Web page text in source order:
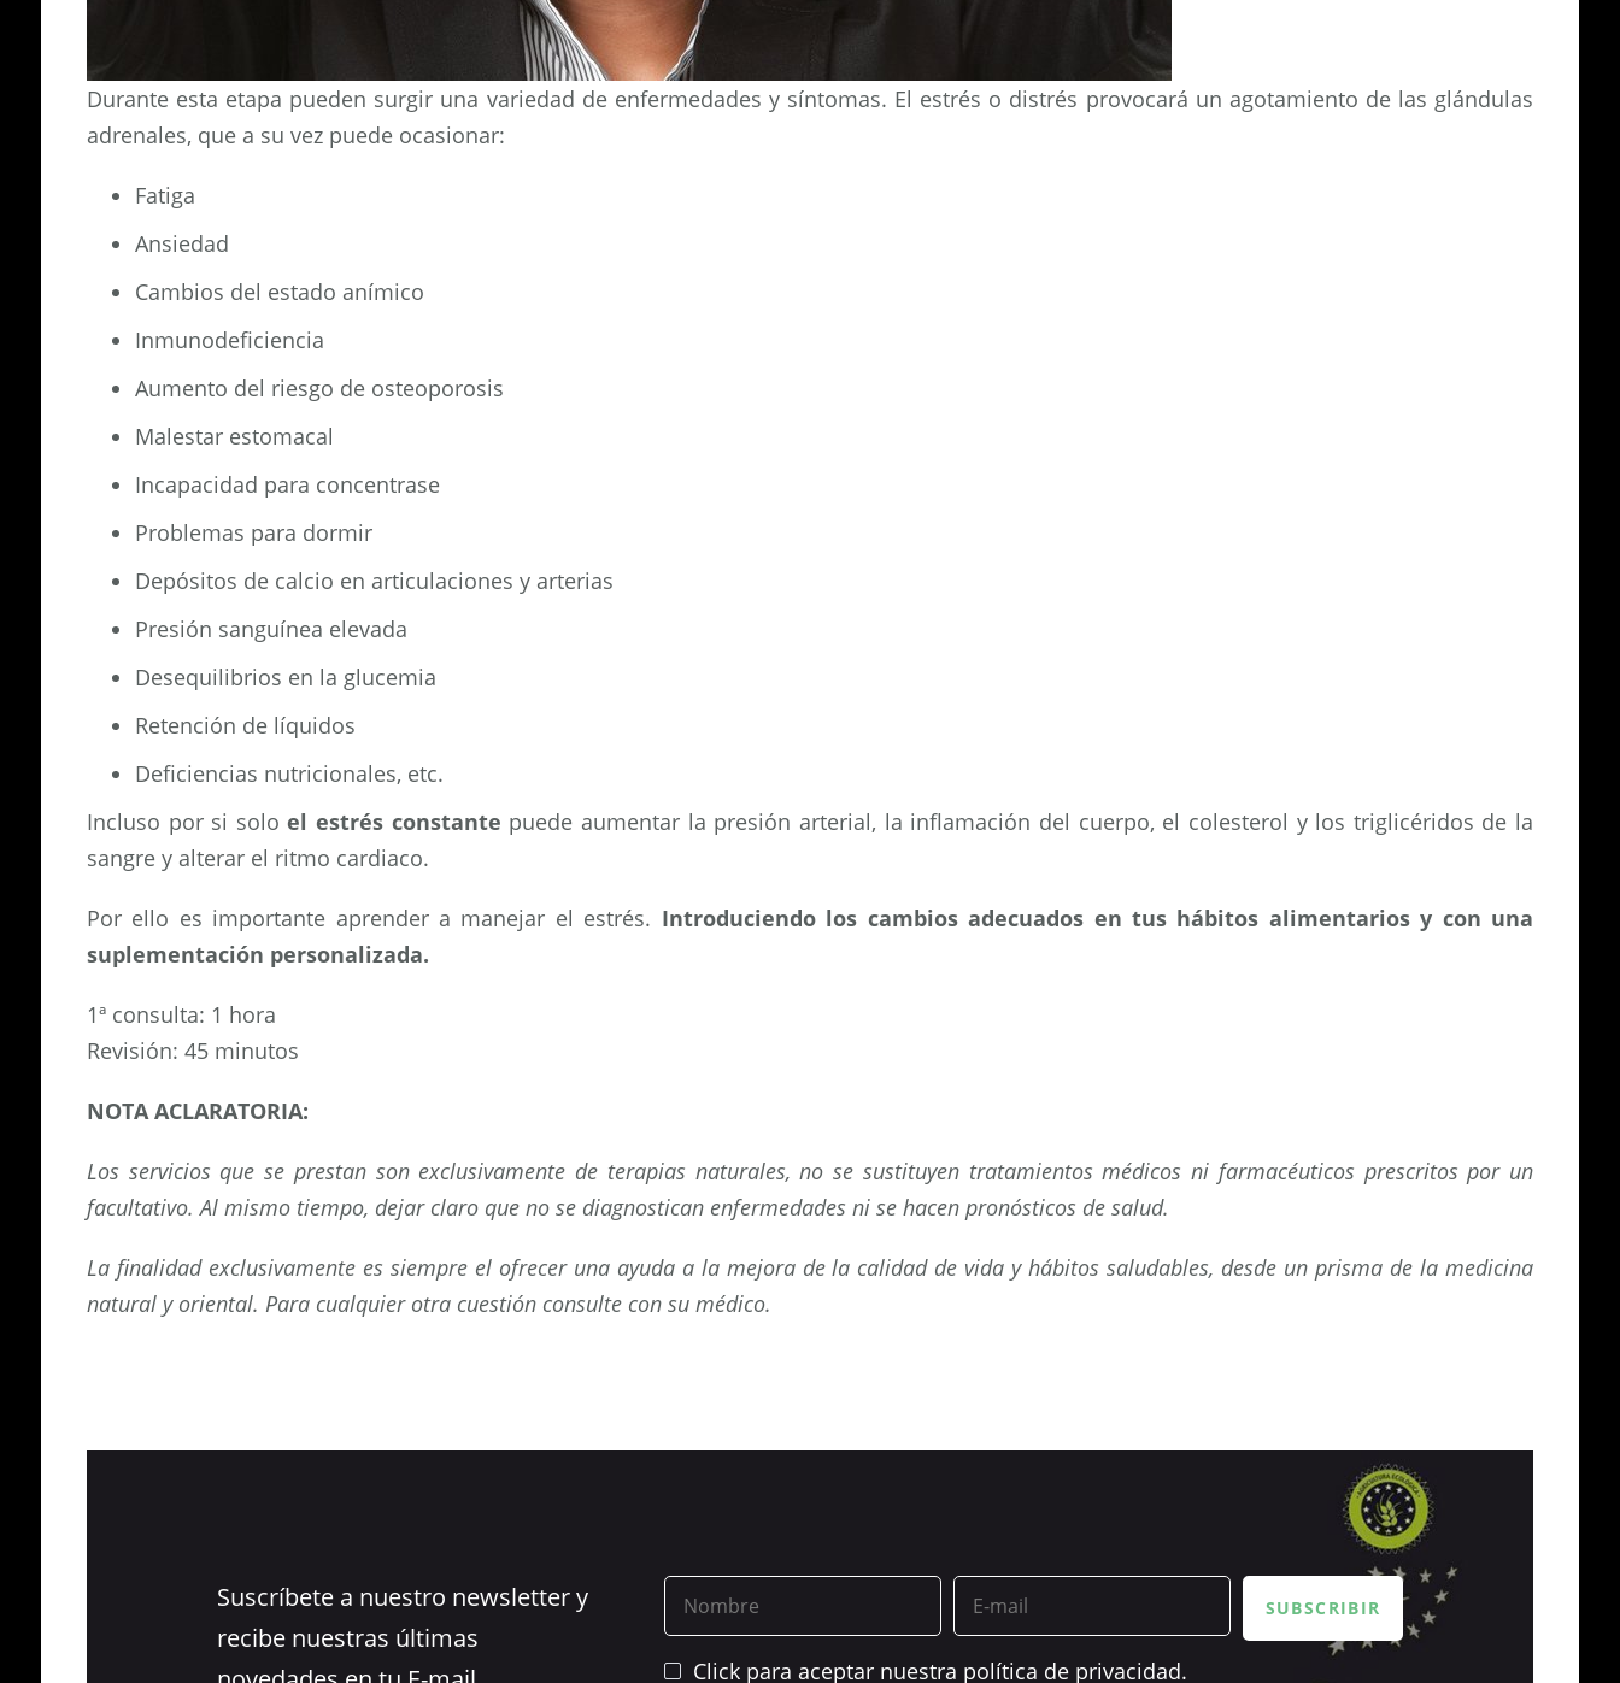
Durante esta etapa pueden surgir una variedad de enfermedades y síntomas. El estrés o distrés provocará un agotamiento de las glándulas
adrenales, que a su vez puede ocasionar:
Fatiga
Ansiedad
Cambios del estado anímico
Inmunodeficiencia
Aumento del riesgo de osteoporosis
Malestar estomacal
Incapacidad para concentrase
Problemas para dormir
Depósitos de calcio en articulaciones y arterias
Presión sanguínea elevada
Desequilibrios en la glucemia
Retención de líquidos
Deficiencias nutricionales, etc.
Incluso por si soloel estrés constante puede aumentar la presión arterial, la inflamación del cuerpo, el colesterol y los triglicéridos de la
sangre y alterar el ritmo cardiaco.
Por ello es importante aprender a manejar el estrés. Introduciendo los cambios adecuados en tus hábitos alimentarios y con una
suplementación personalizada.
1ª consulta: 1 hora
Revisión: 45 minutos
NOTA ACLARATORIA:
Los servicios que se prestan son exclusivamente de terapias naturales, no se sustituyen tratamientos médicos ni farmacéuticos prescritos por un
facultativo. Al mismo tiempo, dejar claro que no se diagnostican enfermedades ni se hacen pronósticos de salud.
La finalidad exclusivamente es siempre el ofrecer una ayuda a la mejora de la calidad de vida y hábitos saludables, desde un prisma de la medicina
natural y oriental. Para cualquier otra cuestión consulte con su médico.
Suscríbete a nuestro newsletter y
recibe nuestras últimas
Click para aceptar nuestra política de privacidad.